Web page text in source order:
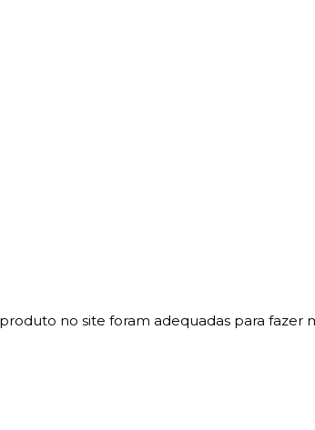
no site foram adequadas para fazer